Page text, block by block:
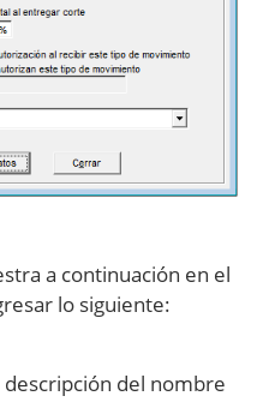
a continuación en el
lo siguiente:
descripción del nombre